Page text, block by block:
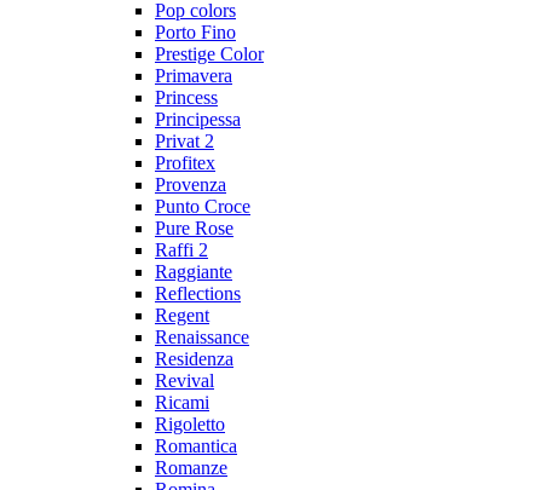
Pop colors
Porto Fino
Prestige Color
Primavera
Princess
Principessa
Privat 2
Profitex
Provenza
Punto Croce
Pure Rose
Raffi 2
Raggiante
Reflections
Regent
Renaissance
Residenza
Revival
Ricami
Rigoletto
Romantica
Romanze